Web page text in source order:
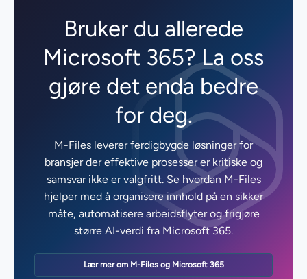
Bruker du allerede
Microsoft 365? La oss
gjøre det enda bedre
for deg.
M-Files leverer ferdigbygde løsninger for
bransjer der effektive prosesser er kritiske og
samsvar ikke er valgfritt. Se hvordan M-Files
hjelper med å organisere innhold på en sikker
måte, automatisere arbeidsflyter og frigjøre
større AI-verdi fra Microsoft 365.
Lær mer om M-Files og Microsoft 365